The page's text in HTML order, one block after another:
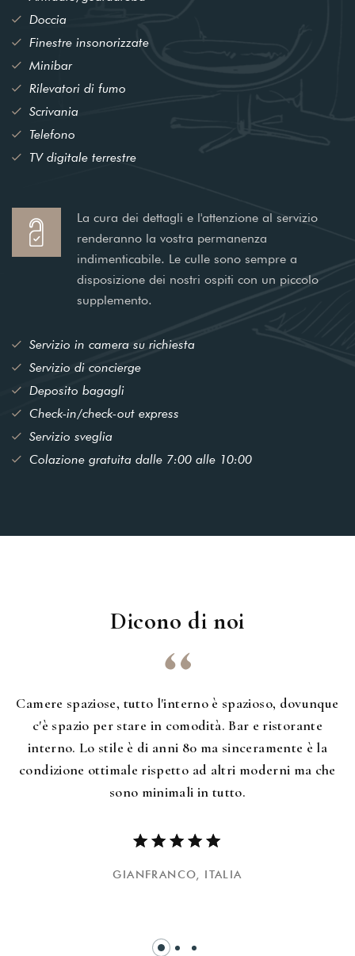
Doccia
Finestre insonorizzate
Minibar
Rilevatori di fumo
Scrivania
Telefono
TV digitale terrestre
La cura dei dettagli e l'attenzione al servizio
renderanno la vostra permanenza
indimenticabile. Le culle sono sempre a
disposizione dei nostri ospiti con un piccolo
supplemento.
Servizio in camera su richiesta
Servizio di concierge
Deposito bagagli
Check-in/check-out express
Servizio sveglia
Colazione gratuita dalle 7:00 alle 10:00
Dicono di noi
Camere spaziose, tutto l'interno è spazioso, dovunque
c'è spazio per stare in comodità. Bar e ristorante
interno. Lo stile è di anni 80 ma sinceramente è la
condizione ottimale rispetto ad altri moderni ma che
sono minimali in tutto.
GIANFRANCO, ITALIA